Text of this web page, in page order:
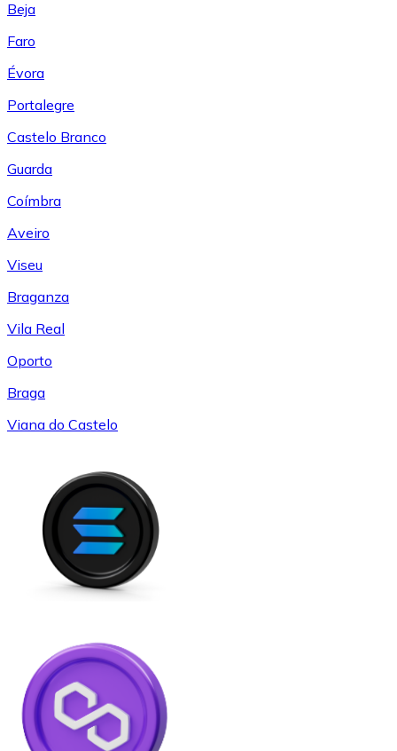
Beja
Faro
Évora
Portalegre
Castelo Branco
Guarda
Coímbra
Aveiro
Viseu
Braganza
Vila Real
Oporto
Braga
Viana do Castelo